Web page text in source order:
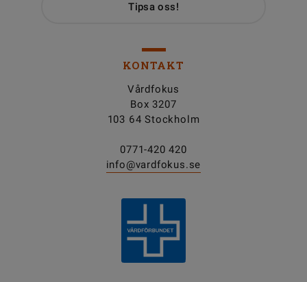
Tipsa oss!
KONTAKT
Vårdfokus
Box 3207
103 64 Stockholm
0771-420 420
info@vardfokus.se